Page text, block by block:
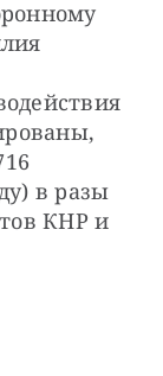
в разы
КНР и